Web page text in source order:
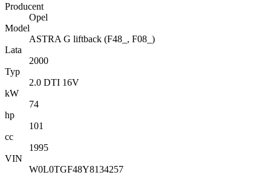
Producent
Opel
Model
ASTRA G liftback (F48_, F08_)
Lata
2000
Typ
2.0 DTI 16V
kW
74
hp
101
cc
1995
VIN
W0L0TGF48Y8134257